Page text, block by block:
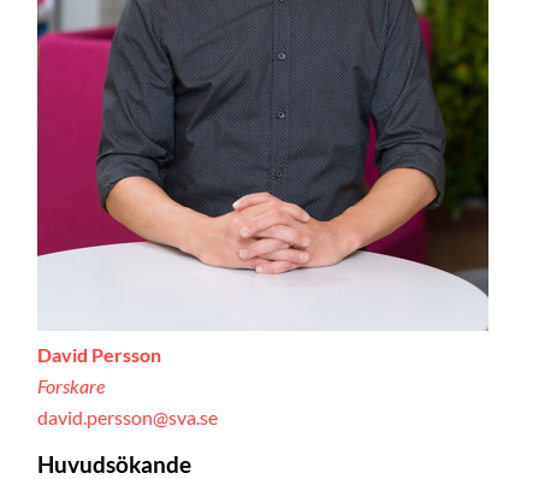
David Persson
Forskare
david.persson@sva.se
Huvudsökande